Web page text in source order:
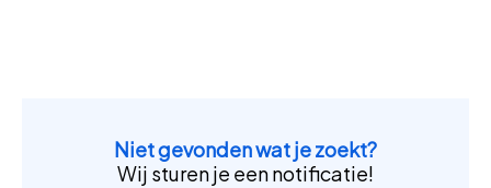
Niet gevonden wat je zoekt?
Wij sturen je een notificatie!